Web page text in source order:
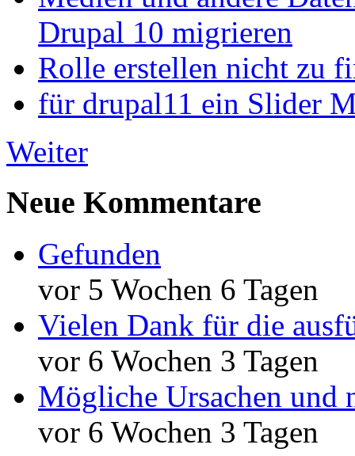
Drupal 10 migrieren
Rolle erstellen nicht zu
für drupal11 ein Slider
Weiter
Neue Kommentare
Gefunden
vor 5 Wochen 6 Tagen
Vielen Dank für die
vor 6 Wochen 3 Tagen
Mögliche Ursachen und
vor 6 Wochen 3 Tagen